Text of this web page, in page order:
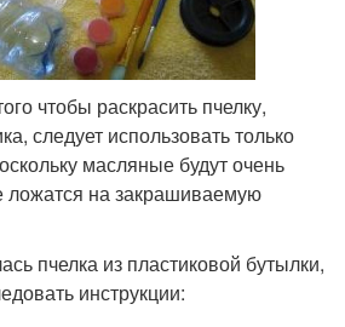
чтобы раскрасить пчелку,
следует использовать только
масляные будут очень
ложатся на закрашиваемую
пчелка из пластиковой бутылки,
инструкции: